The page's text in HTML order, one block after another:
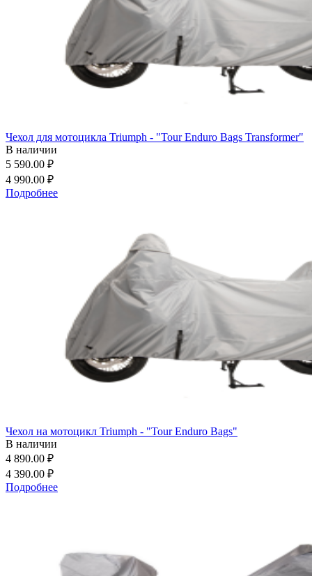
Чехол для мотоцикла Triumph - "Tour Enduro Bags Transformer"
В наличии
5 590.00 ₽
4 990.00 ₽
Подробнее
Чехол на мотоцикл Triumph - "Tour Enduro Bags"
В наличии
4 890.00 ₽
4 390.00 ₽
Подробнее